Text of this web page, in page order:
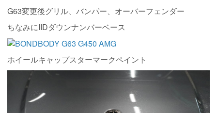
G63変更後グリル、バンパー、オーバーフェンダー
ちなみにIIDダウンナンバーベース
ホイールキャップスターマークペイント